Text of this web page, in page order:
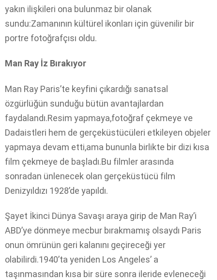
yakın ilişkileri ona bulunmaz bir olanak
sundu:Zamanının kültürel ikonları için güvenilir bir
portre fotoğrafçısı oldu.
Man Ray İz Bırakıyor
Man Ray Paris’te keyfini çıkardığı sanatsal
özgürlüğün sunduğu bütün avantajlardan
faydalandı.Resim yapmaya,fotoğraf çekmeye ve
Dadaistleri hem de gerçeküstücüleri etkileyen objeler
yapmaya devam etti,ama bununla birlikte bir dizi kısa
film çekmeye de başladı.Bu filmler arasında
sonradan ünlenecek olan gerçeküstücü film
Denizyıldızı 1928’de yapıldı.
Şayet İkinci Dünya Savaşı araya girip de Man Ray’i
ABD’ye dönmeye mecbur bırakmamış olsaydı Paris
onun ömrünün geri kalanını geçireceği yer
olabilirdi.1940’ta yeniden Los Angeles’ a
taşınmasından kısa bir süre sonra ileride evleneceği